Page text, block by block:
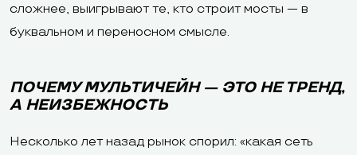
сложнее, выигрывают те, кто строит мосты — в
буквальном и переносном смысле.
ПОЧЕМУ МУЛЬТИЧЕЙН — ЭТО НЕ ТРЕНД,
А НЕИЗБЕЖНОСТЬ
Несколько лет назад рынок спорил: «какая сеть